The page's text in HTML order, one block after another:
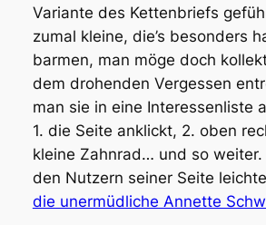
Variante des Kettenbriefs
zumal kleine, die’s besonders
barmen, man möge doch
dem drohenden Vergessen
man sie in eine Interessenliste
1. die Seite anklickt, 2. oben
kleine Zahnrad… und so weiter.
den Nutzern seiner Seite
die unermüdliche Annette